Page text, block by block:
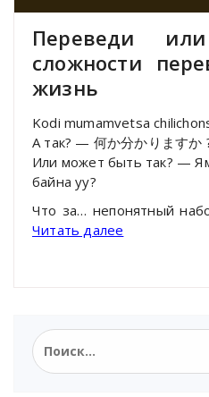
Переведи
сложности
жизнь
Kodi mumamvetsa
А так? — 何か分かりますか
Или может быть так? —
байна уу?
Что за… непонятный
Читать далее
Найти: